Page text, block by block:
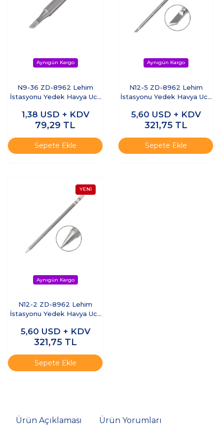
N9-36 ZD-8962 Lehim
İstasyonu Yedek Havya Ucu
Ucu
1,38 USD + KDV
79,29 TL
Sepete Ekle
N12-5 ZD-8962 Lehim
İstasyonu Yedek Havya Ucu
5,60 USD + KDV
321,75 TL
Sepete Ekle
N12-2 ZD-8962 Lehim
İstasyonu Yedek Havya Ucu
5,60 USD + KDV
321,75 TL
Sepete Ekle
Ürün Açıklaması Ürün Yorumları